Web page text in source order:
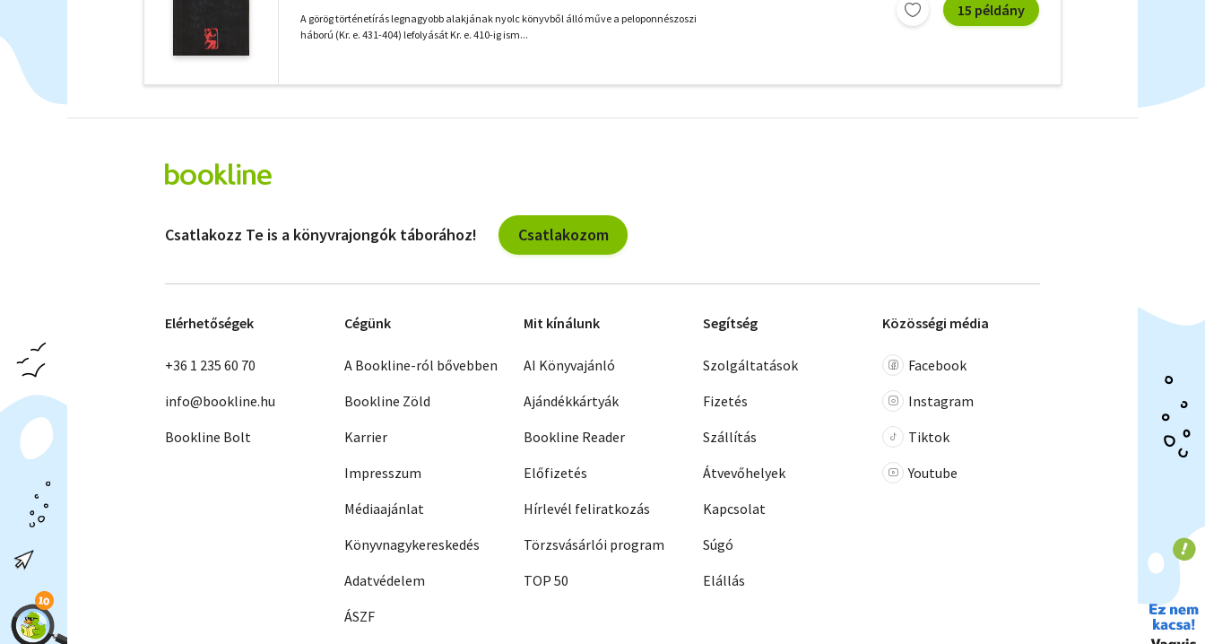
A görög történetírás legnagyobb alakjának nyolc könyvből álló műve a peloponnészoszi
háború (Kr. e. 431-404) lefolyását Kr. e. 410-ig ism...
15 példány
szűrők
Csatlakozz Te is a könyvrajongók táborához! Csatlakozom
Elérhetőségek
+36 1 235 60 70
info@bookline.hu
Bookline Bolt
Cégünk
A Bookline-ról bővebben
Bookline Zöld
Karrier
Impresszum
Médiaajánlat
Könyvnagykereskedés
Adatvédelem
ÁSZF
Mit kínálunk
AI Könyvajánló
Ajándékkártyák
Bookline Reader
Előfizetés
Hírlevél feliratkozás
Törzsvásárlói program
TOP 50
Segítség
Szolgáltatások
Fizetés
Szállítás
Átvevőhelyek
Kapcsolat
Súgó
Elállás
Közösségi média
Facebook
Instagram
Tiktok
Youtube